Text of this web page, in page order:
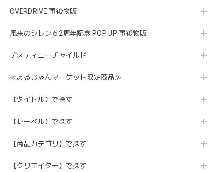
OVERDRIVE 事後物販
風来のシレン６2周年記念 POP UP 事後物販
デスティニーチャイルド
≪あるじゃんマーケット限定商品≫
【タイトル】で探す
【レーベル】で探す
【商品カテゴリ】で探す
【クリエイター】で探す